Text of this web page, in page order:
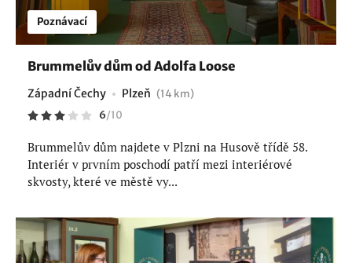
Poznávací
Brummelův dům od Adolfa Loose
Západní Čechy Plzeň (14 km)
6/10
Brummelův dům najdete v Plzni na Husově třídě 58.
Interiér v prvním poschodí patří mezi interiérové
skvosty, které ve městě vy...